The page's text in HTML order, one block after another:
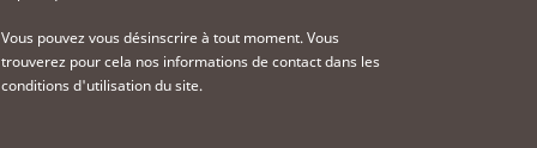
Vous pouvez vous désinscrire à tout moment. Vous
trouverez pour cela nos informations de contact dans les
conditions d'utilisation du site.